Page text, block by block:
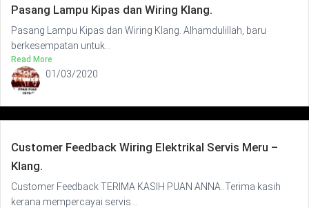
Pasang Lampu Kipas dan Wiring Klang.
Pasang Lampu Kipas dan Wiring Klang. Alhamdulillah, baru
berkesempatan untuk...
Read More
01/03/2020
Customer Feedback Wiring Elektrikal Servis Meru –
Klang.
Customer Feedback TERIMA KASIH PUAN ANNA..Terima kasih
kerana mempercayai servis...